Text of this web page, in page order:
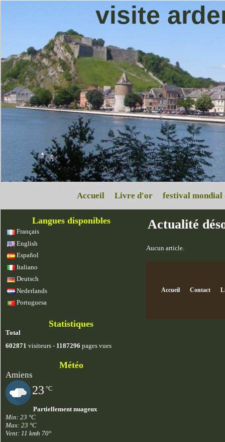
visite
Accueil Livre d'or festival mondial
Langues disponibles
Français
English
Español
Italiano
Deutsch
Nederlands
Portuguesa
Statistiques
Total
602871 visiteurs - 1187296 pages vues
Météo
Amiens
23 °C
Partiellement nuageux
Min: 23 °C
Max: 23 °C
Vent: 11 kmh 70°
Actualité
Aucun article.
Accueil Contact